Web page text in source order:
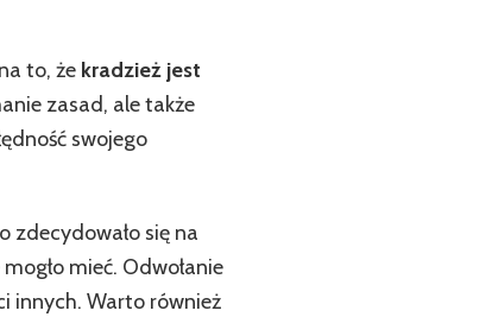
to, że kradzież jest
zasad, ale także
swojego
zdecydowało się na
mieć. Odwołanie
innych. Warto również